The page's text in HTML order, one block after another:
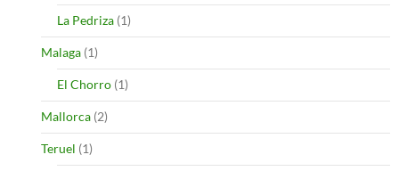
La Pedriza (1)
Malaga (1)
El Chorro (1)
Mallorca (2)
Teruel (1)